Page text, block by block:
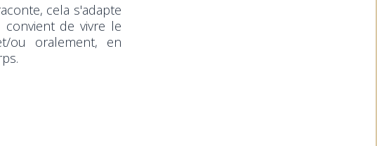
cela s'adapte
de vivre le
ou oralement, en